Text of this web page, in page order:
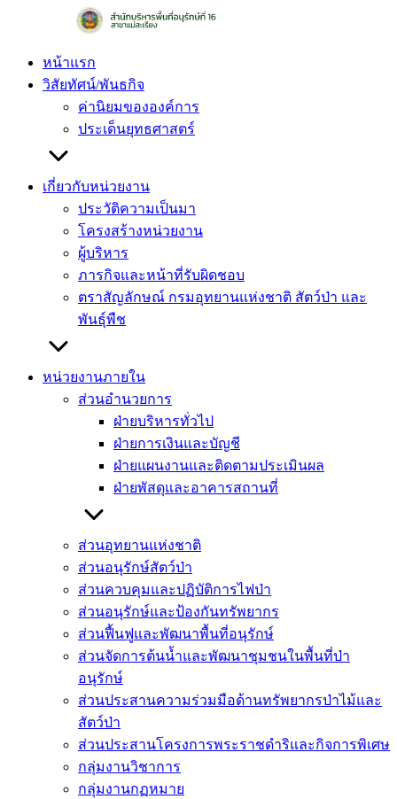
หน้าแรก
วิสัยทัศน์/พันธกิจ
ค่านิยมขององค์การ
ประเด็นยุทธศาสตร์
เกี่ยวกับหน่วยงาน
ประวัติความเป็นมา
โครงสร้างหน่วยงาน
ผู้บริหาร
ภารกิจและหน้าที่รับผิดชอบ
ตราสัญลักษณ์ กรมอุทยานแห่งชาติ สัตว์ป่า และ
พันธุ์พืช
หน่วยงานภายใน
ส่วนอำนวยการ
ฝ่ายบริหารทั่วไป
ฝ่ายการเงินและบัญชี
ฝ่ายแผนงานและติดตามประเมินผล
ฝ่ายพัสดุและอาคารสถานที่
ส่วนอุทยานแห่งชาติ
ส่วนอนุรักษ์สัตว์ป่า
ส่วนควบคุมและปฏิบัติการไฟป่า
ส่วนอนุรักษ์และป้องกันทรัพยากร
ส่วนฟื้นฟูและพัฒนาพื้นที่อนุรักษ์
ส่วนจัดการต้นน้ำและพัฒนาชุมชนในพื้นที่ป่า
อนุรักษ์
ส่วนประสานความร่วมมือด้านทรัพยากรป่าไม้และ
สัตว์ป่า
ส่วนประสานโครงการพระราชดำริและกิจการพิเศษ
กลุ่มงานวิชาการ
กลุ่มงานกฏหมาย